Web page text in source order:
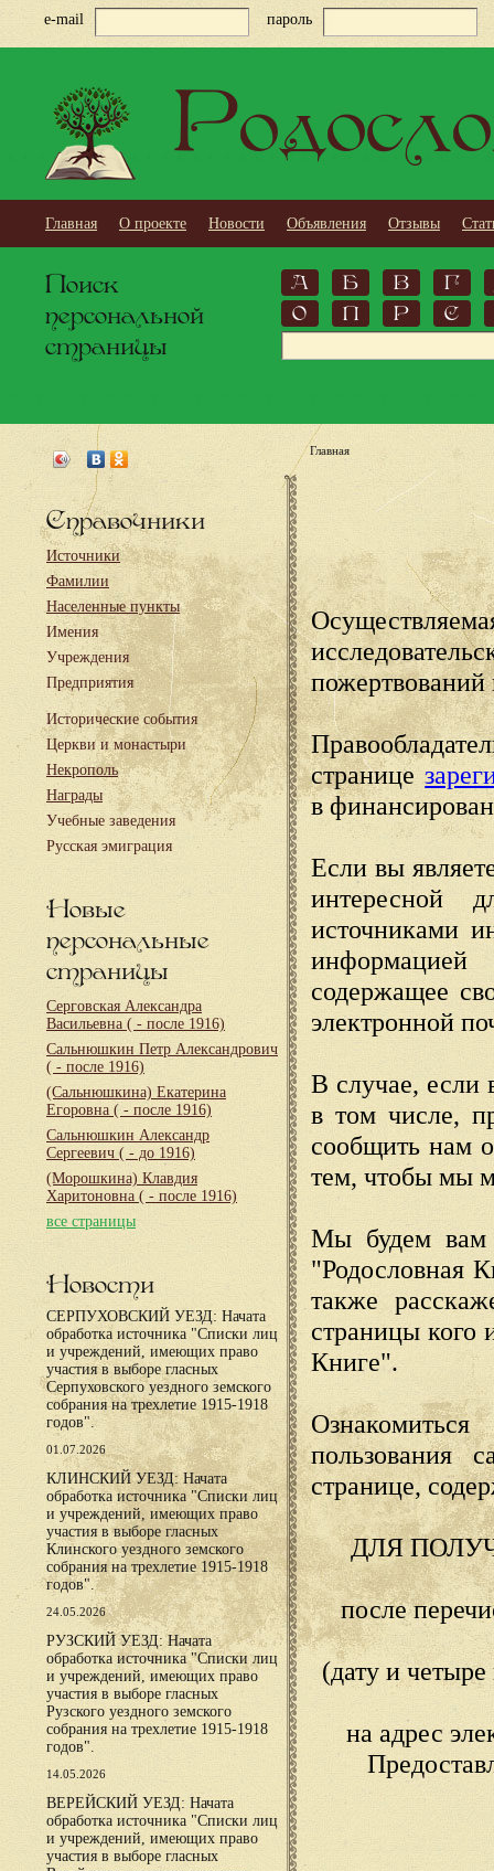
e-mail пароль
Главная О проекте Новости Объявления Отзывы
Поиск
персональной
страницы
А Б В
Г
О
П Р С
Справочники
Источники
Фамилии
Населенные пункты
Имения
Учреждения
Предприятия
Исторические события
Церкви и монастыри
Некрополь
Награды
Учебные заведения
Русская эмиграция
Новые
персональные
страницы
Серговская Александра
Васильевна ( - после 1916)
Сальнюшкин Петр Александрович
( - после 1916)
(Сальнюшкина) Екатерина
Егоровна ( - после 1916)
Сальнюшкин Александр
Сергеевич ( - до 1916)
(Морошкина) Клавдия
Харитоновна ( - после 1916)
все страницы
Новости
СЕРПУХОВСКИЙ УЕЗД: Начата
обработка источника "Списки лиц
и учреждений, имеющих право
участия в выборе гласных
Серпуховского уездного земского
собрания на трехлетие 1915-1918
годов".
01.07.2026
КЛИНСКИЙ УЕЗД: Начата
обработка источника "Списки лиц
и учреждений, имеющих право
участия в выборе гласных
Клинского уездного земского
собрания на трехлетие 1915-1918
годов".
24.05.2026
РУЗСКИЙ УЕЗД: Начата
обработка источника "Списки лиц
и учреждений, имеющих право
участия в выборе гласных
Рузского уездного земского
собрания на трехлетие 1915-1918
годов".
14.05.2026
ВЕРЕЙСКИЙ УЕЗД: Начата
обработка источника "Списки лиц
и учреждений, имеющих право
участия в выборе гласных
Главная
пожертвований
странице
в
Если вы
интересной
источниками
содержащее
электронной
В случае, если
в том числе,
сообщить нам
тем, чтобы мы
Мы будем вам
"Родословная
также
страницы кого
Книге".
пользования
странице,
ДЛЯ
после
(дату и
на адрес